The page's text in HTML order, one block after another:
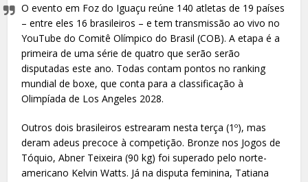
O evento em Foz do Iguaçu reúne 140 atletas de 19 países
– entre eles 16 brasileiros – e tem transmissão ao vivo no
YouTube do Comitê Olímpico do Brasil (COB). A etapa é a
primeira de uma série de quatro que serão serão
disputadas este ano. Todas contam pontos no ranking
mundial de boxe, que conta para a classificação à
Olimpíada de Los Angeles 2028.
Outros dois brasileiros estrearam nesta terça (1º), mas
deram adeus precoce à competição. Bronze nos Jogos de
Tóquio, Abner Teixeira (90 kg) foi superado pelo norte-
americano Kelvin Watts. Já na disputa feminina, Tatiana